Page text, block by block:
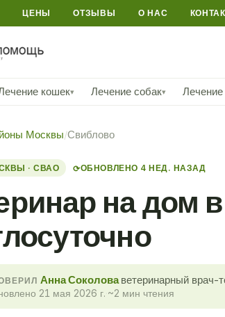
ЦЕНЫ ОТЗЫВЫ О НАС
кошек▾ Лечение собак▾ Лечение
Москвы/Свиблово
· СВАО ⟳ОБНОВЛЕНО 4 НЕД. НАЗАД
на дом
Анна Соколоваветеринарный врач-
21 мая 2026 г. ~2 мин чтения